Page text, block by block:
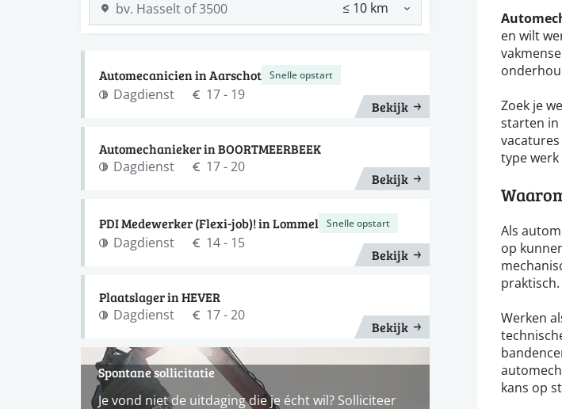
Automecanicien in Aarschot Snelle opstart
Dagdienst 17 - 19
Bekijk
Automechanieker in BOORTMEERBEEK
Dagdienst
17 - 20
Bekijk
PDI Medewerker (Flexi-job)! in Lommel Snelle opstart
Dagdienst 14 - 15
Bekijk
Plaatslager in HEVER
Dagdienst
17 - 20
Bekijk
Spontane sollicitatie
Je vond niet de uitdaging die je écht wil? Solliciteer
en wilt
Zoek je
starten in
type
Als
op
praktisch.
Werken
kans op